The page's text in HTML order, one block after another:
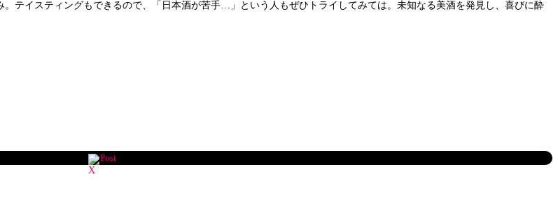
テイスティングもできるので、「日本酒が苦手…」という人もぜひトライしてみては。未知なる美酒を発見し、喜びに酔
Post